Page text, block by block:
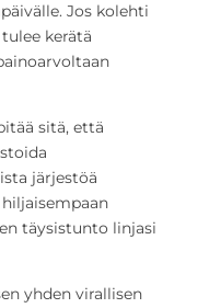
Jos kolehti
kerätä
sitä, että
järjestöä
täysistunto linjasi
yhden virallisen